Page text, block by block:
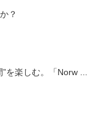
？
を楽しむ。「Norw ...